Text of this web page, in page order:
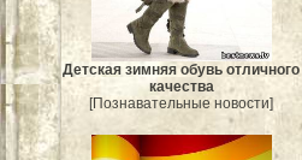
Детская зимняя обувь отличного
качества
[Познавательные новости]